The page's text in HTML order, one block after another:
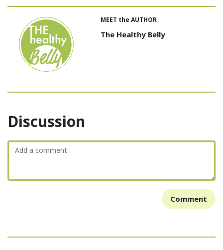
MEET the AUTHOR
The Healthy Belly
Discussion
Comment